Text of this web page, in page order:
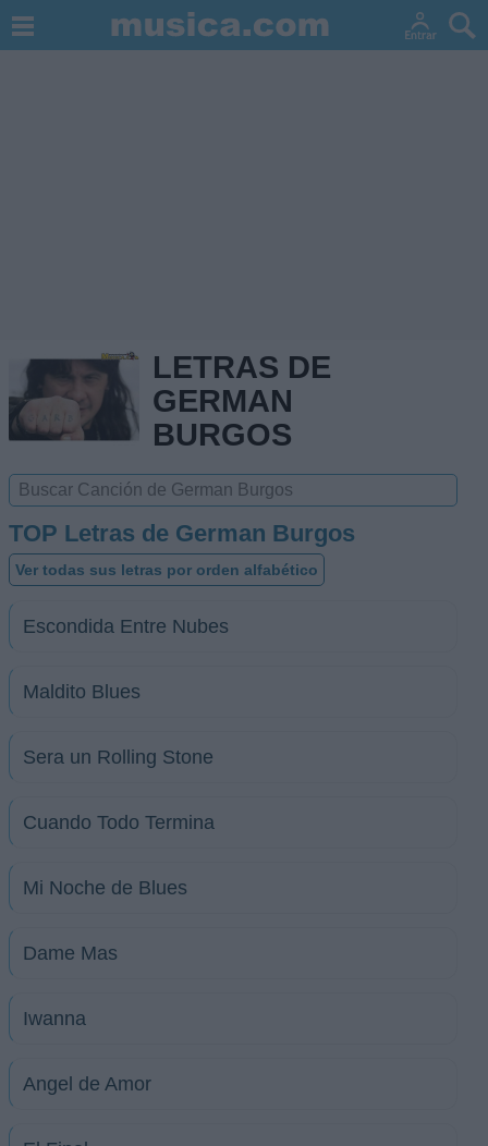
LETRAS DE
GERMAN
BURGOS
TOP Letras de German Burgos
Ver todas sus letras por orden alfabético
Escondida Entre Nubes
Maldito Blues
Sera un Rolling Stone
Cuando Todo Termina
Mi Noche de Blues
Dame Mas
Iwanna
Angel de Amor